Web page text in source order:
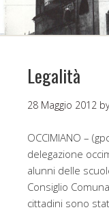
Legalità
28 Maggio 2012
OCCIMIANO –
delegazione
alunni delle
Consiglio
cittadini sono